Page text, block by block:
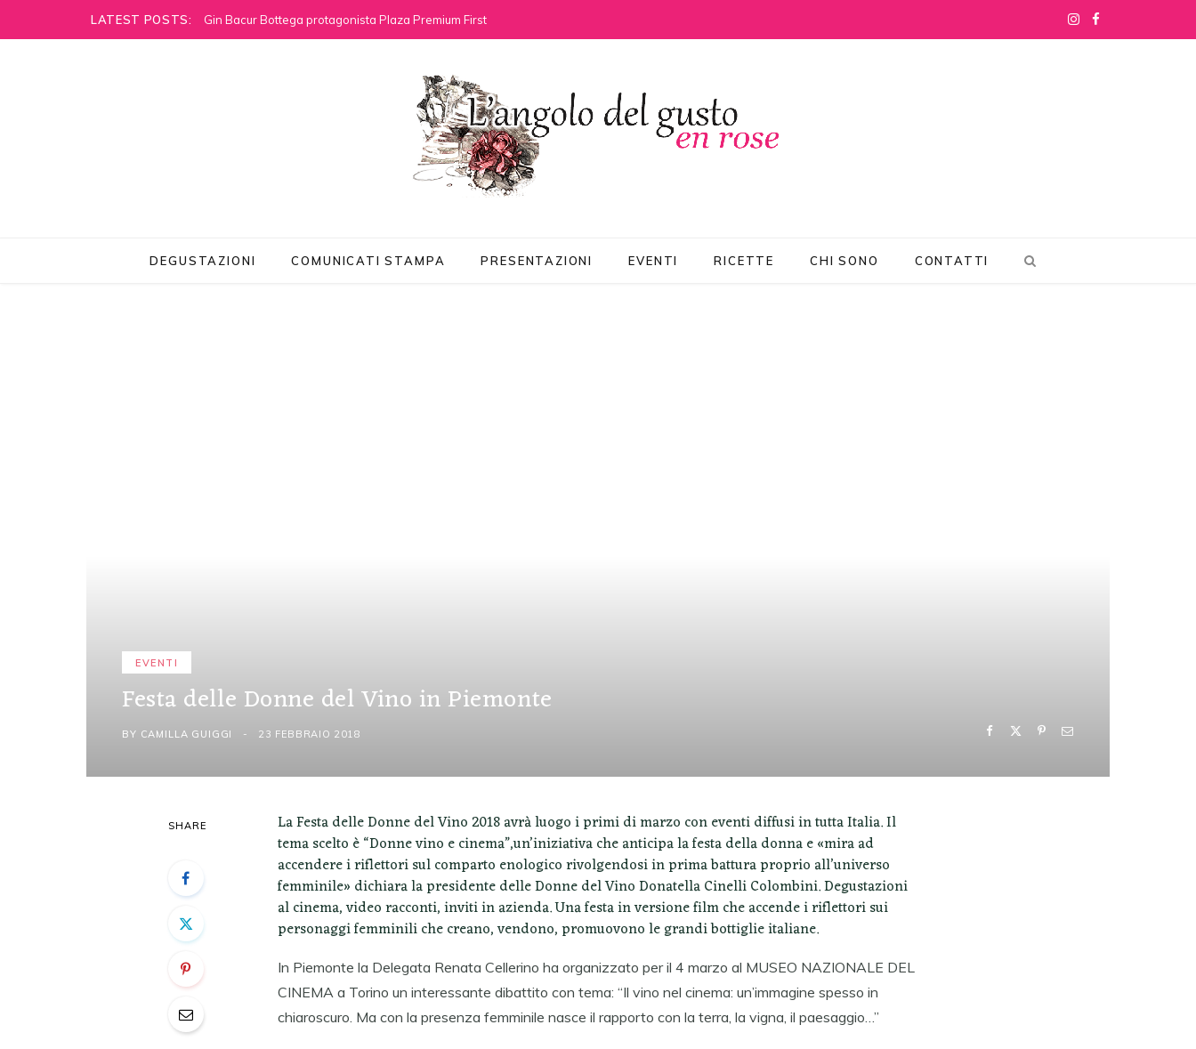
LATEST POSTS: Gin Bacur Bottega protagonista Plaza Premium First I
DEGUSTAZIONI COMUNICATI STAMPA PRESENTAZIONI EVENTI RICETTE CHI SONO CONTATTI
EVENTI
Festa delle Donne del Vino in Piemonte
BY CAMILLA GUIGGI 23 FEBBRAIO 2018
SHARE
La Festa delle Donne del Vino 2018 avrà luogo i primi di marzo con eventi diffusi in tutta Italia. Il
tema scelto è “Donne vino e cinema”,un’iniziativa che anticipa la festa della donna e «mira ad
accendere i riflettori sul comparto enologico rivolgendosi in prima battura proprio all’universo
femminile» dichiara la presidente delle Donne del Vino Donatella Cinelli Colombini. Degustazioni
al cinema, video racconti, inviti in azienda. Una festa in versione film che accende i riflettori sui
personaggi femminili che creano, vendono, promuovono le grandi bottiglie italiane.
In Piemonte la Delegata Renata Cellerino ha organizzato per il 4 marzo al MUSEO NAZIONALE DEL
CINEMA a Torino un interessante dibattito con tema: “Il vino nel cinema: un’immagine spesso in
chiaroscuro. Ma con la presenza femminile nasce il rapporto con la terra, la vigna, il paesaggio…”